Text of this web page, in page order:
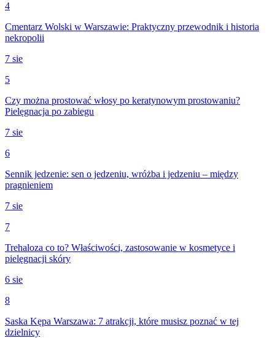
4
Cmentarz Wolski w Warszawie: Praktyczny przewodnik i historia
nekropolii
7 sie
5
Czy można prostować włosy po keratynowym prostowaniu?
Pielęgnacja po zabiegu
7 sie
6
Sennik jedzenie: sen o jedzeniu, wróżba i jedzeniu – między
pragnieniem
7 sie
7
Trehaloza co to? Właściwości, zastosowanie w kosmetyce i
pielęgnacji skóry
6 sie
8
Saska Kępa Warszawa: 7 atrakcji, które musisz poznać w tej
dzielnicy